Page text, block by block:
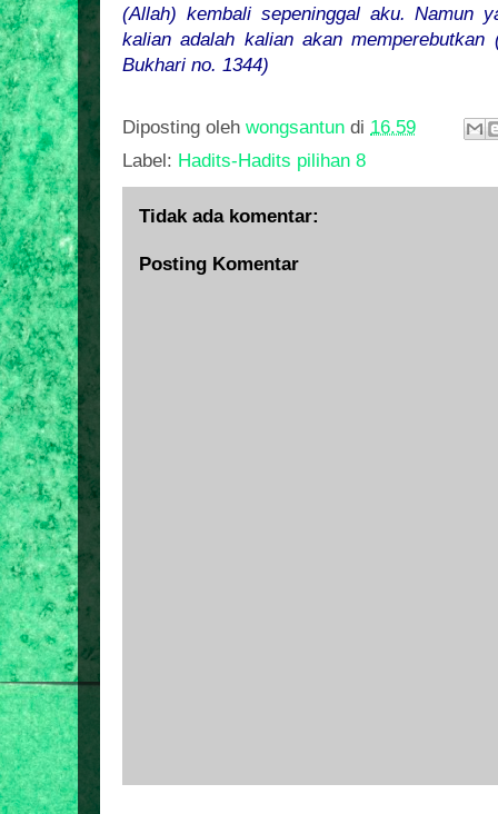
(Allah) kembali sepeninggal aku. Namun
kalian adalah kalian akan
Bukhari no. 1344)
Diposting oleh wongsantun di 16.59
Label: Hadits-Hadits pilihan 8
Tidak ada komentar:
Posting Komentar